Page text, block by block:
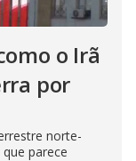
o Irã
por
norte-
parece